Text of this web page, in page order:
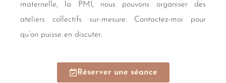
maternelle, la PMI, nous pouvons organiser des
ateliers collectifs sur-mesure. Contactez-moi pour
qu’on puisse en discuter.
Réserver une séance